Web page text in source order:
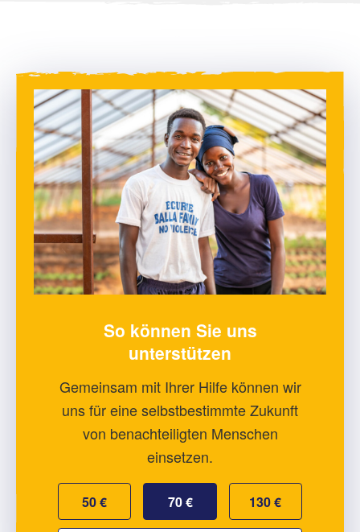
So können Sie uns
unterstützen
Gemeinsam mit Ihrer Hilfe können wir
uns für eine selbstbestimmte Zukunft
von benachteiligten Menschen
einsetzen.
50 € 70 € 130 €